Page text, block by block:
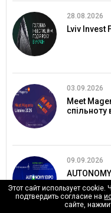
28.08.2026
Lviv Invest
03.09.2026
Meet
спільноту
09.09.2026
Этот сайт использует
подтвердить согласие на
сайте,